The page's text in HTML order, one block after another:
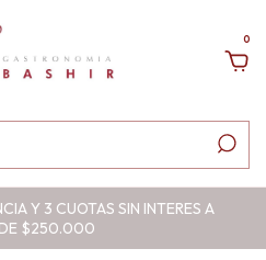
0
Y 3 CUOTAS SIN INTERES A
DE $250.000